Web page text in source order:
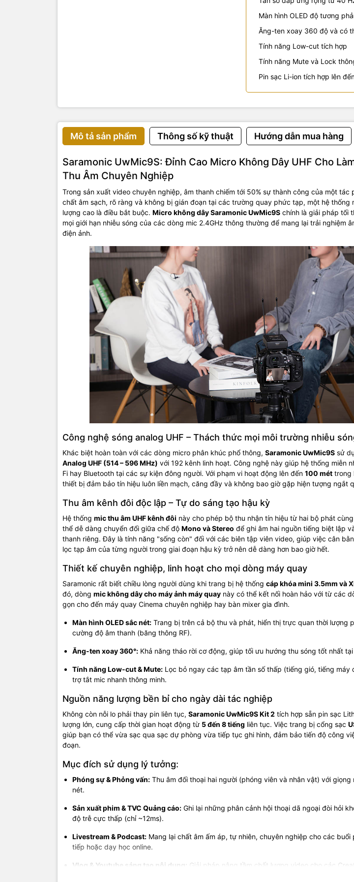
Màn hình OLED độ tương
Ăng-ten xoay 360 độ và có
Tính năng Low-cut tích hợp
Tính năng Mute và Lock
Pin sạc Li-ion tích hợp lên
Mô tả sản phẩm Thông số kỹ thuật Hướng dẫn mua hàng
Saramonic UwMic9S: Đỉnh Cao Micro Không Dây UHF Cho
Thu Âm Chuyên Nghiệp
Trong sản xuất video chuyên nghiệp, âm thanh chiếm tới 50% sự thành công của một tác
chất âm sạch, rõ ràng và không bị gián đoạn tại các trường quay phức tạp, một hệ thống
lượng cao là điều bắt buộc. Micro không dây Saramonic UwMic9S chính là giải pháp tối
mọi giới hạn nhiễu sóng của các dòng mic 2.4GHz thông thường để mang lại trải nghiệm
điện ảnh.
Công nghệ sóng analog UHF – Thách thức mọi môi trường nhiễu
Khác biệt hoàn toàn với các dòng micro phân khúc phổ thông, Saramonic UwMic9S sử
Analog UHF (514 – 596 MHz) với 192 kênh linh hoạt. Công nghệ này giúp hệ thống miễn
Fi hay Bluetooth tại các sự kiện đông người. Với phạm vi hoạt động lên đến 100 mét trong
thiết bị đảm bảo tín hiệu luôn liền mạch, căng đầy và không bao giờ gặp hiện tượng ngắt
Thu âm kênh đôi độc lập – Tự do sáng tạo hậu kỳ
Hệ thống mic thu âm UHF kênh đôi này cho phép bộ thu nhận tín hiệu từ hai bộ phát
thể dễ dàng chuyển đổi giữa chế độ Mono và Stereo để ghi âm hai nguồn tiếng biệt lập
thanh riêng. Đây là tính năng "sống còn" đối với các biên tập viên video, giúp việc cân
lọc tạp âm của từng người trong giai đoạn hậu kỳ trở nên dễ dàng hơn bao giờ hết.
Thiết kế chuyên nghiệp, linh hoạt cho mọi dòng máy quay
Saramonic rất biết chiều lòng người dùng khi trang bị hệ thống cáp khóa mini 3.5mm và
đó, dòng mic không dây cho máy ảnh máy quay này có thể kết nối hoàn hảo với từ các
gọn cho đến máy quay Cinema chuyên nghiệp hay bàn mixer gia đình.
Màn hình OLED sắc nét: Trang bị trên cả bộ thu và phát, hiển thị trực quan thời lượng
cường độ âm thanh (băng thông RF).
Ăng-ten xoay 360°: Khả năng tháo rời cơ động, giúp tối ưu hướng thu sóng tốt nhất
Tính năng Low-cut & Mute: Lọc bỏ ngay các tạp âm tần số thấp (tiếng gió, tiếng máy
trợ tắt mic nhanh thông minh.
Nguồn năng lượng bền bỉ cho ngày dài tác nghiệp
Không còn nỗi lo phải thay pin liên tục, Saramonic UwMic9S Kit 2 tích hợp sẵn pin sạc
lượng lớn, cung cấp thời gian hoạt động từ 5 đến 8 tiếng liên tục. Việc trang bị cổng sạc
giúp bạn có thể vừa sạc qua sạc dự phòng vừa tiếp tục ghi hình, đảm bảo tiến độ công
đoạn.
Mục đích sử dụng lý tưởng:
Phóng sự & Phỏng vấn: Thu âm đối thoại hai người (phóng viên và nhân vật) với giọng
nét.
Sản xuất phim & TVC Quảng cáo: Ghi lại những phân cảnh hội thoại dã ngoại đòi hỏi
độ trễ cực thấp (chỉ ~12ms).
Livestream & Podcast: Mang lại chất âm ấm áp, tự nhiên, chuyên nghiệp cho các buổi
tiếp hoặc dạy học online.
Vlog & Youtube sáng tạo nội dung:
Giải pháp nâng tầm chất lượng video cho các